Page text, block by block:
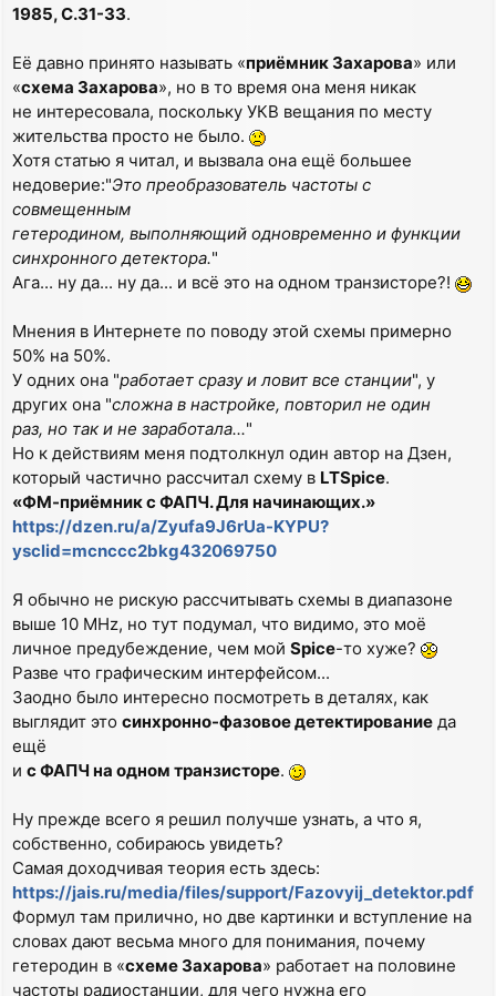
1985, С.31-33.
Её давно принято называть «приёмник Захарова» или
«схема Захарова», но в то время она меня никак
не интересовала, поскольку УКВ вещания по месту
жительства просто не было.
Хотя статью я читал, и вызвала она ещё большее
недоверие:"Это преобразователь частоты с
совмещенным
гетеродином, выполняющий одновременно и функции
синхронного детектора."
Ага... ну да... ну да... и всё это на одном транзисторе?!
Мнения в Интернете по поводу этой схемы примерно
50% на 50%.
У одних она "работает сразу и ловит все станции", у
других она "сложна в настройке, повторил не один
раз, но так и не заработала..."
Но к действиям меня подтолкнул один автор на Дзен,
который частично рассчитал схему в LTSpice.
«ФМ-приёмник с ФАПЧ. Для начинающих.»
https://dzen.ru/a/Zyufa9J6rUa-KYPU?
ysclid=mcnccc2bkg432069750
Я обычно не рискую рассчитывать схемы в диапазоне
выше 10 MHz, но тут подумал, что видимо, это моё
личное предубеждение, чем мой Spice-то хуже?
Разве что графическим интерфейсом...
Заодно было интересно посмотреть в деталях, как
выглядит это синхронно-фазовое детектирование да
ещё
и с ФАПЧ на одном транзисторе.
Ну прежде всего я решил получше узнать, а что я,
собственно, собираюсь увидеть?
Самая доходчивая теория есть здесь:
https://jais.ru/media/files/support/Fazovyij_detektor.pdf
Формул там прилично, но две картинки и вступление на
словах дают весьма много для понимания, почему
гетеродин в «схеме Захарова» работает на половине
частоты радиостанции, для чего нужна его